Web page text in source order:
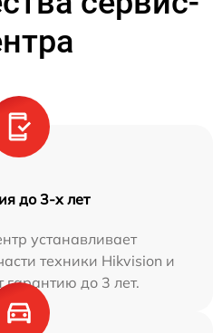
до 3-х лет
устанавливает
техники Hikvision и
гарантию до 3 лет.